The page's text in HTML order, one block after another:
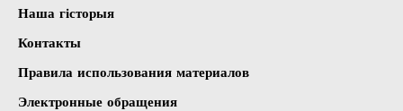
Наша гісторыя
Контакты
Правила использования материалов
Электронные обращения